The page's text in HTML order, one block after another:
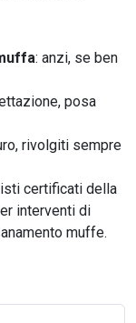
: anzi, se ben
posa
rivolgiti sempre
certificati della
interventi di
muffe.